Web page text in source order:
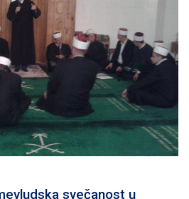
svečanost u